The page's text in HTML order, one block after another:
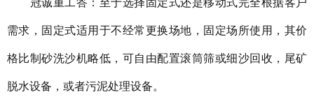
冠诚重工答：至于选择固定式还是移动式完全根据客户
需求，固定式适用于不经常更换场地，固定场所使用，其价
格比制砂洗沙机略低，可自由配置滚筒筛或细沙回收，尾矿
脱水设备，或者污泥处理设备。